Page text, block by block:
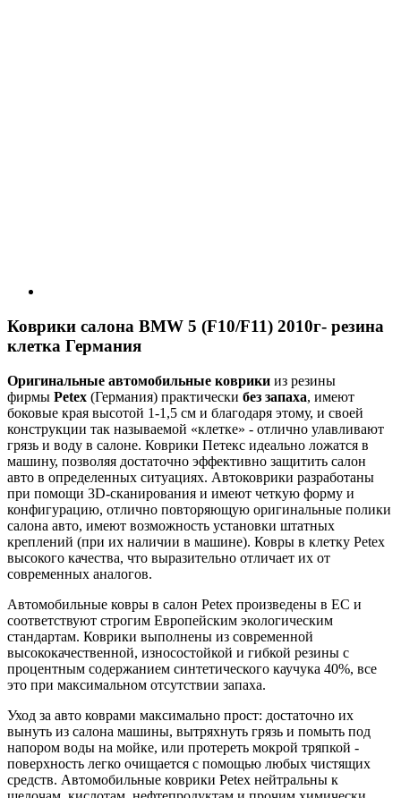
Коврики салона BMW 5 (F10/F11) 2010г- резина
клетка Германия
Оригинальные автомобильные коврики из резины
фирмы Petex (Германия) практически без запаха, имеют
боковые края высотой 1-1,5 см и благодаря этому, и своей
конструкции так называемой «клетке» - отлично улавливают
грязь и воду в салоне. Коврики Петекс идеально ложатся в
машину, позволяя достаточно эффективно защитить салон
авто в определенных ситуациях. Автоковрики разработаны
при помощи 3D-сканирования и имеют четкую форму и
конфигурацию, отлично повторяющую оригинальные полики
салона авто, имеют возможность установки штатных
креплений (при их наличии в машине). Ковры в клетку Petex
высокого качества, что выразительно отличает их от
современных аналогов.
Автомобильные ковры в салон Petex произведены в ЕС и
соответствуют строгим Европейским экологическим
стандартам. Коврики выполнены из современной
высококачественной, износостойкой и гибкой резины с
процентным содержанием синтетического каучука 40%, все
это при максимальном отсутствии запаха.
Уход за авто коврами максимально прост: достаточно их
вынуть из салона машины, вытряхнуть грязь и помыть под
напором воды на мойке, или протереть мокрой тряпкой -
поверхность легко очищается с помощью любых чистящих
средств. Автомобильные коврики Petex нейтральны к